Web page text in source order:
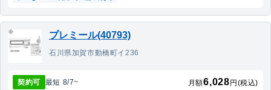
プレミール(40793)
石川県加賀市動橋町イ236
契約可 最短 8/7~ 月額6,028 円(税込)